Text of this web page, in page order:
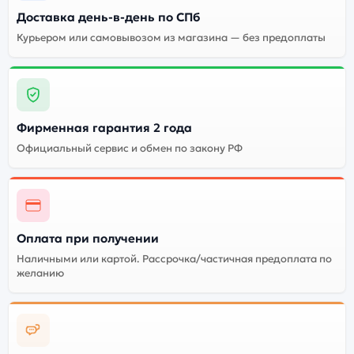
Почему стоит купить Bluetooth-
Silver (Серебристый):
высокие
характеристики всех
портативных колонок
Огромный выбор
Высокое качество
сборки
Bose SoundLink Home
Существует не оригинальная и оригинальная версия
Доставка день-в-день по СПб
Курьером или самовывозом из магазина — без предоплаты
Фирменная гарантия 2 года
Официальный сервис и обмен по закону РФ
Оплата при получении
Наличными или картой. Рассрочка/частичная предоплата по
желанию